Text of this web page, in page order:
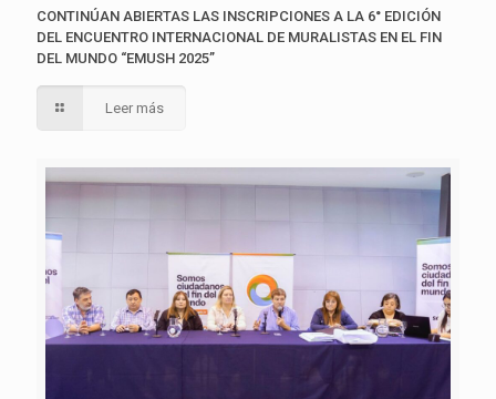
CONTINÚAN ABIERTAS LAS INSCRIPCIONES A LA 6° EDICIÓN
DEL ENCUENTRO INTERNACIONAL DE MURALISTAS EN EL FIN
DEL MUNDO “EMUSH 2025”
Leer más